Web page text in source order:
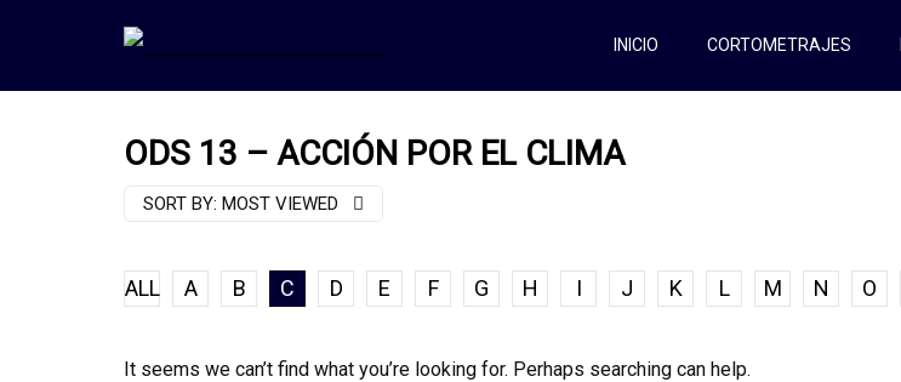
INICIO CORTOMETRAJES
ODS 13 – ACCIÓN POR EL CLIMA
SORT BY: MOST VIEWED
ALL A B C D E F G H I J K L M N O
It seems we can’t find what you’re looking for. Perhaps searching can help.